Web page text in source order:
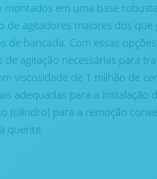
montados em uma base
de agitadores maiores dos que
de bancada. Com essas
de agitação necessárias para
viscosidade de 1 milhão de
adequadas para a instalação
(cilindro) para a remoção
quente.